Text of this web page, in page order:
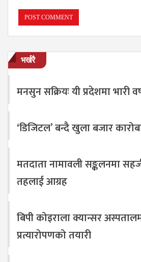
भर्खरै
मनसुन सक्रियः यी प्रदेशमा भारी
‘डिजिटल’ बन्दै खुला बजार
मतदाता नामावली सङ्कलनमा
तहलाई आग्रह
बिपी कोइराला क्यान्सर
प्रत्यारोपणको तयारी